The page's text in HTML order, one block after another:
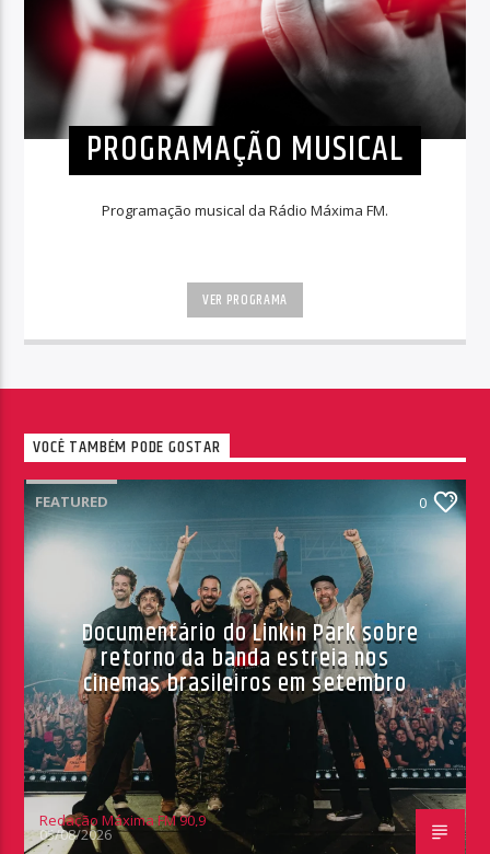
PROGRAMAÇÃO MUSICAL
Programação musical da Rádio Máxima FM.
VER PROGRAMA
VOCÊ TAMBÉM PODE GOSTAR
FEATURED 0
Documentário do Linkin Park sobre
retorno da banda estreia nos
cinemas brasileiros em setembro
Redação Máxima FM 90,9
05/08/2026